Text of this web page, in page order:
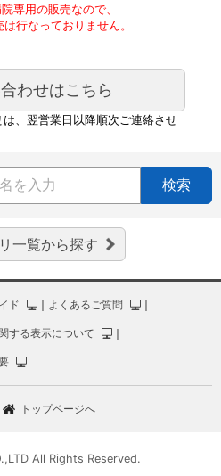
専用の販売なので、
行なっておりません。
わせはこちら
、翌営業日以降順次ご連絡させ
検索
一覧から探す
ド ｜ よくあるご質問 ｜
する表示について ｜
トップページへ
All Rights Reserved.